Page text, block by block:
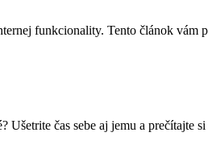
funkcionality. Tento článok
čas sebe aj jemu a